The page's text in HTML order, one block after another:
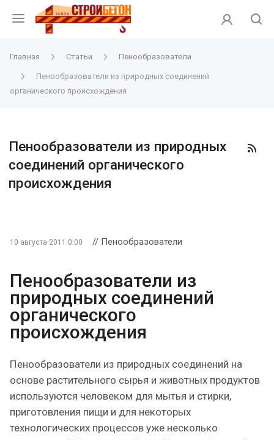
Главная Статьи Пенообразователи
Пенообразователи из природных соединений
органического происхождения
Пенообразователи из природных
соединений органического
происхождения
10 августа 2011 0:00 // Пенообразователи
Пенообразователи из
природных соединений
органического
происхождения
Пенообразователи из природных соединений на
основе растительного сырья и животных продуктов
используются человеком для мытья и стирки,
приготовления пищи и для некоторых
технологических процессов уже несколько